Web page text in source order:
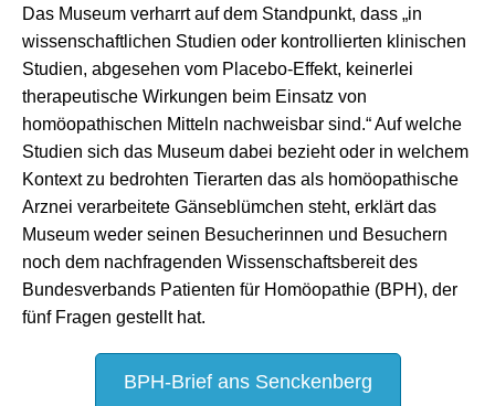
Das Museum verharrt auf dem Standpunkt, dass „in
wissenschaftlichen Studien oder kontrollierten klinischen
Studien, abgesehen vom Placebo-Effekt, keinerlei
therapeutische Wirkungen beim Einsatz von
homöopathischen Mitteln nachweisbar sind.“ Auf welche
Studien sich das Museum dabei bezieht oder in welchem
Kontext zu bedrohten Tierarten das als homöopathische
Arznei verarbeitete Gänseblümchen steht, erklärt das
Museum weder seinen Besucherinnen und Besuchern
noch dem nachfragenden Wissenschaftsbereit des
Bundesverbands Patienten für Homöopathie (BPH), der
fünf Fragen gestellt hat.
BPH-Brief ans Senckenberg